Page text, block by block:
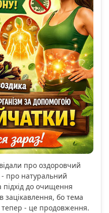
про оздоровчий
- про натуральний
підхід до очищення
зацікавлення, бо тема
тепер - це продовження.